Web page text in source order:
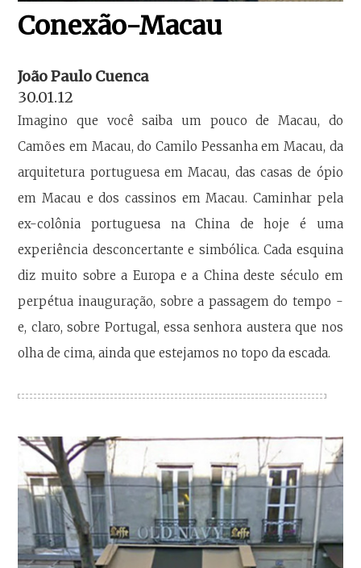
Conexão-Macau
João Paulo Cuenca
30.01.12
Imagino que você saiba um pouco de Macau, do
Camões em Macau, do Camilo Pessanha em Macau, da
arquitetura portuguesa em Macau, das casas de ópio
em Macau e dos cassinos em Macau. Caminhar pela
ex-colônia portuguesa na China de hoje é uma
experiência desconcertante e simbólica. Cada esquina
diz muito sobre a Europa e a China deste século em
perpétua inauguração, sobre a passagem do tempo -
e, claro, sobre Portugal, essa senhora austera que nos
olha de cima, ainda que estejamos no topo da escada.